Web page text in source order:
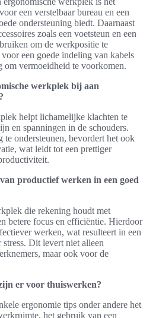
een verstelbaar bureau en een
ondersteuning biedt. Daarnaast
zoals een voetsteun en een
om de werkpositie te
een goede indeling van kabels
om vermoeidheid te voorkomen.
werkplek bij aan
helpt lichamelijke klachten te
en spanningen in de schouders.
te ondersteunen, bevordert het ook
wat leidt tot een prettiger
productief werken in een goed
die rekening houdt met
betere focus en efficiëntie. Hierdoor
werken, wat resulteert in een
Dit levert niet alleen
maar ook voor de
er voor thuiswerken?
ergonomie tips onder andere het
het gebruik van een